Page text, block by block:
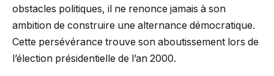
obstacles politiques, il ne renonce jamais à son
ambition de construire une alternance démocratique.
Cette persévérance trouve son aboutissement lors de
l’élection présidentielle de l’an 2000.